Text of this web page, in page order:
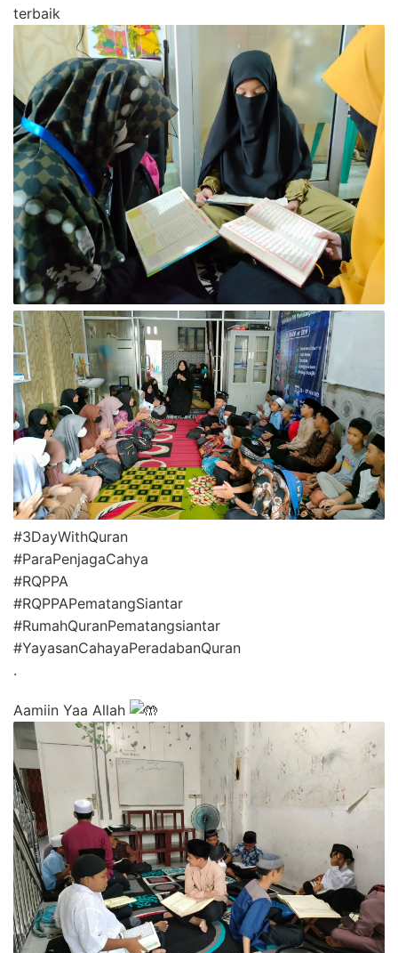
terbaik
#3DayWithQuran
#ParaPenjagaCahya
#RQPPA
#RQPPAPematangSiantar
#RumahQuranPematangsiantar
#YayasanCahayaPeradabanQuran
.
Aamiin Yaa Allah